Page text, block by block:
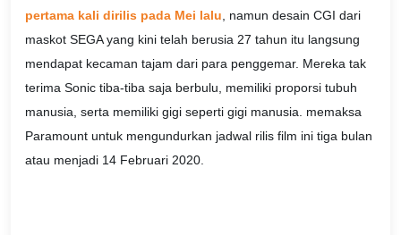
pertama kali dirilis pada Mei lalu, namun desain CGI dari
maskot SEGA yang kini telah berusia 27 tahun itu langsung
mendapat kecaman tajam dari para penggemar. Mereka tak
terima Sonic tiba-tiba saja berbulu, memiliki proporsi tubuh
manusia, serta memiliki gigi seperti gigi manusia. memaksa
Paramount untuk mengundurkan jadwal rilis film ini tiga bulan
atau menjadi 14 Februari 2020.